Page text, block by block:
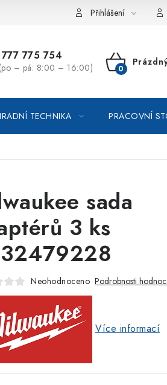
/ odstoupení od smlouvy Online
Přihlášení
777 775 754
(po – pá: 8:00 – 16:00)
NÁKUPNÍ
TECHNIKA PRACOVNÍ
sada
3 ks
Neohodnoceno Podrobnosti
Více informací